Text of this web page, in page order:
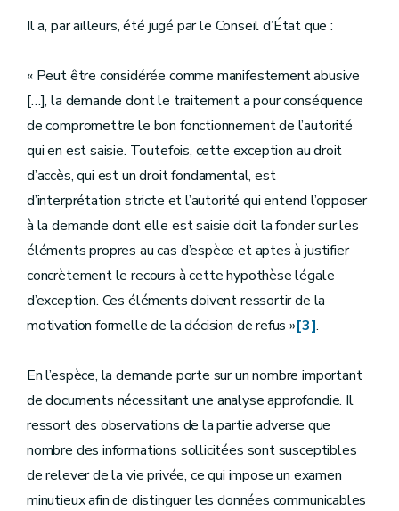
Il a, par ailleurs, été jugé par le Conseil d’État que :
« Peut être considérée comme manifestement abusive
[…], la demande dont le traitement a pour conséquence
de compromettre le bon fonctionnement de l’autorité
qui en est saisie. Toutefois, cette exception au droit
d’accès, qui est un droit fondamental, est
d’interprétation stricte et l’autorité qui entend l’opposer
à la demande dont elle est saisie doit la fonder sur les
éléments propres au cas d’espèce et aptes à justifier
concrètement le recours à cette hypothèse légale
d’exception. Ces éléments doivent ressortir de la
motivation formelle de la décision de refus »[3].
En l’espèce, la demande porte sur un nombre important
de documents nécessitant une analyse approfondie. Il
ressort des observations de la partie adverse que
nombre des informations sollicitées sont susceptibles
de relever de la vie privée, ce qui impose un examen
minutieux afin de distinguer les données communicables